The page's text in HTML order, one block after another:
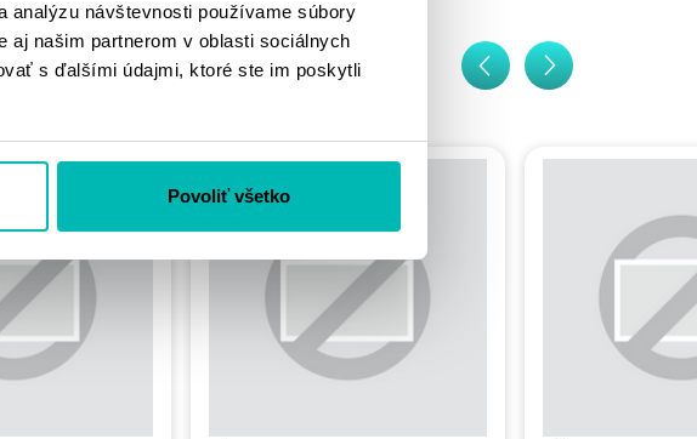
analýzu návštevnosti používame súbory
aj našim partnerom v oblasti sociálnych
s ďalšími údajmi, ktoré ste im poskytli
Povoliť všetko